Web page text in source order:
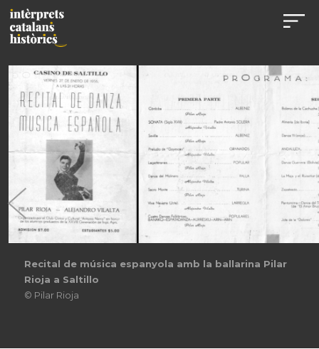
Recital de música espanyola amb la ballarina Pilar
Rioja a Saltillo
© Pilar Rioja